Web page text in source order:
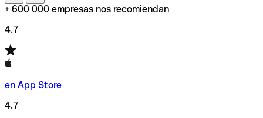
+ 600 000 empresas nos recomiendan
4.7
en App Store
4.7